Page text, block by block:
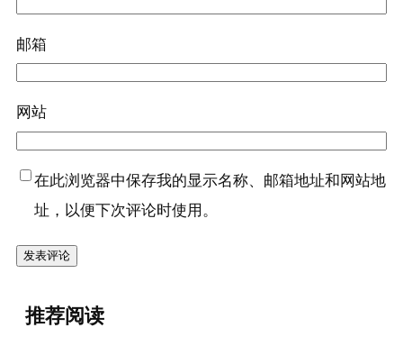
邮箱
网站
在此浏览器中保存我的显示名称、邮箱地址和网站地
址，以便下次评论时使用。
推荐阅读
开
合
天
多
个
变
的